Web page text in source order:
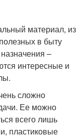
материал, из
в быту
–
интересные и
сложно
Ее можно
всего лишь
пластиковые